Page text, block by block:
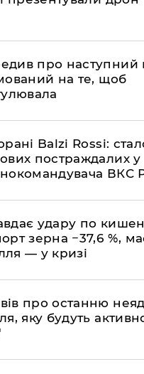
про наступний
на те, щоб
Balzi Rossi:
постраждалих у
ВКС
удару по
зерна −37,6 %,
— у кризі
про останню
яку будуть